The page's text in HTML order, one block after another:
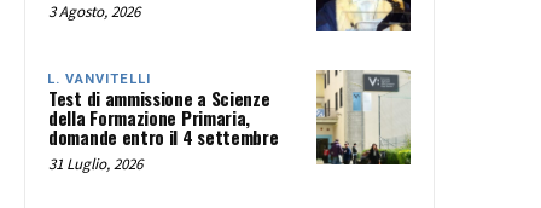
3 Agosto, 2026
L. VANVITELLI
Test di ammissione a Scienze
della Formazione Primaria,
domande entro il 4 settembre
31 Luglio, 2026